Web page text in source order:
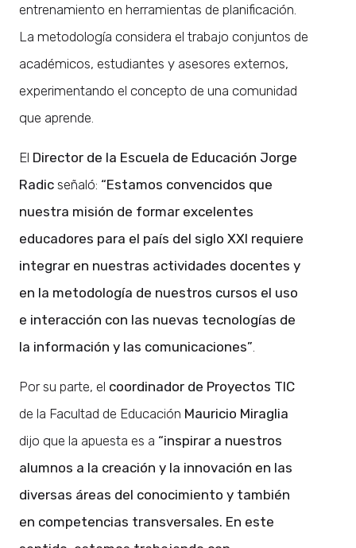
entrenamiento en herramientas de planificación.
La metodología considera el trabajo conjuntos de
académicos, estudiantes y asesores externos,
experimentando el concepto de una comunidad
que aprende.
El Director de la Escuela de Educación Jorge
Radic señaló: “Estamos convencidos que
nuestra misión de formar excelentes
educadores para el país del siglo XXI requiere
integrar en nuestras actividades docentes y
en la metodología de nuestros cursos el uso
e interacción con las nuevas tecnologías de
la información y las comunicaciones”
Por su parte, el coordinador de Proyectos TIC
de la Facultad de Educación Mauricio Miraglia
dijo que la apuesta es a “inspirar a nuestros
alumnos a la creación y la innovación en las
diversas áreas del conocimiento y también
en competencias transversales. En este